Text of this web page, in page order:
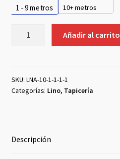
1 - 9metros
10+ metros
Añadir al carrito
SKU: LNA-10-1-1-1-1
Categorías: Lino, Tapicería
Descripción